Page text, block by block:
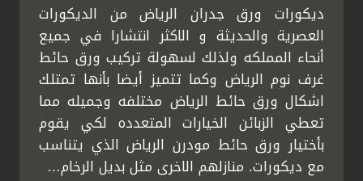
ديكورات ورق جدران الرياض من الديكورات
العصرية والحديثة و الاكثر انتشارا في جميع
أنحاء المملكه ولذلك لسهولة تركيب ورق حائط
غرف نوم الرياض وكما تتميز أيضا بأنها تمتلك
اشكال ورق حائط الرياض مختلفه وجميله مما
تعطي الزبائن الخيارات المتعدده لكي يقوم
بأختيار ورق حائط مودرن الرياض الذي يتناسب
مع ديكورات. منازلهم الاخرى مثل بديل الرخام…